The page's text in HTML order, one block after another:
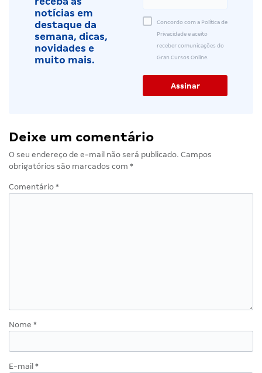
notícias em
destaque da
semana, dicas,
novidades e
muito mais.
Concordo com a Política de
Privacidade e aceito
receber comunicações do
Gran Cursos Online.
Deixe um comentário
O seu endereço de e-mail não será publicado. Campos
obrigatórios são marcados com *
Comentário *
Nome *
E-mail *